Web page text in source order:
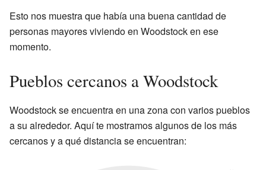
Esto nos muestra que había una buena cantidad de
personas mayores viviendo en Woodstock en ese
momento.
Pueblos cercanos a Woodstock
Woodstock se encuentra en una zona con varios pueblos
a su alrededor. Aquí te mostramos algunos de los más
cercanos y a qué distancia se encuentran: